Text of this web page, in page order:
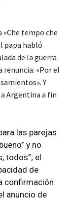
«Che tempo che
papa habló
de la guerra
renuncia: «Por el
Y
Argentina a fin
las parejas
y no
todos”; el
de
confirmación
anuncio de